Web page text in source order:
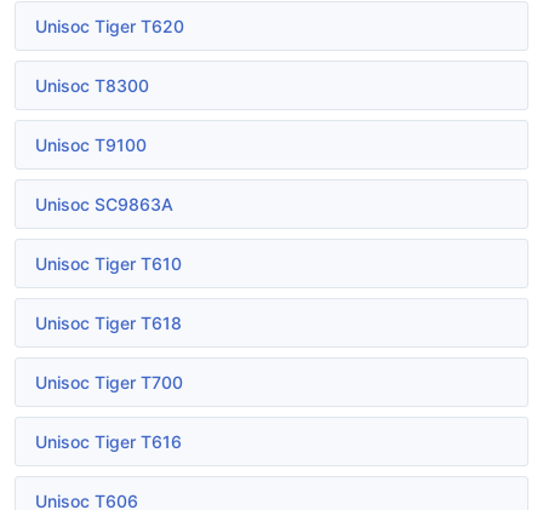
Unisoc Tiger T620
Unisoc T8300
Unisoc T9100
Unisoc SC9863A
Unisoc Tiger T610
Unisoc Tiger T618
Unisoc Tiger T700
Unisoc Tiger T616
Unisoc T606